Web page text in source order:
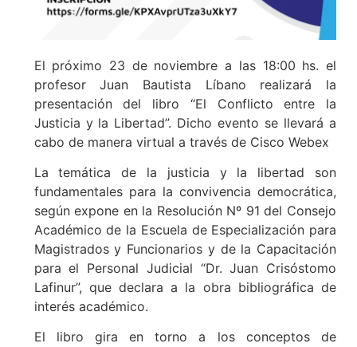
El próximo 23 de noviembre a las 18:00 hs. el
profesor Juan Bautista Líbano realizará la
presentación del libro “El Conflicto entre la
Justicia y la Libertad”. Dicho evento se llevará a
cabo de manera virtual a través de Cisco Webex
La temática de la justicia y la libertad son
fundamentales para la convivencia democrática,
según expone en la Resolución Nº 91 del Consejo
Académico de la Escuela de Especialización para
Magistrados y Funcionarios y de la Capacitación
para el Personal Judicial “Dr. Juan Crisóstomo
Lafinur”, que declara a la obra bibliográfica de
interés académico.
El libro gira en torno a los conceptos de